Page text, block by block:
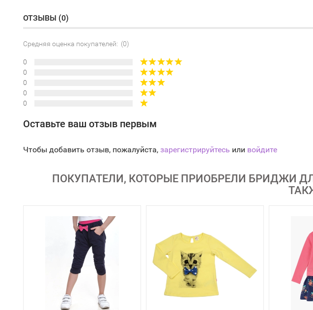
ОТЗЫВЫ (0)
Средняя оценка покупателей: (0)
0
0
0
0
0
Оставьте ваш отзыв первым
Чтобы добавить отзыв, пожалуйста, зарегистрируйтесь или войдите
ПОКУПАТЕЛИ, КОТОРЫЕ ПРИОБРЕЛИ БРИДЖИ